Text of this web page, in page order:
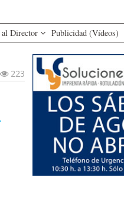
al Director Publicidad (Vídeos)
223